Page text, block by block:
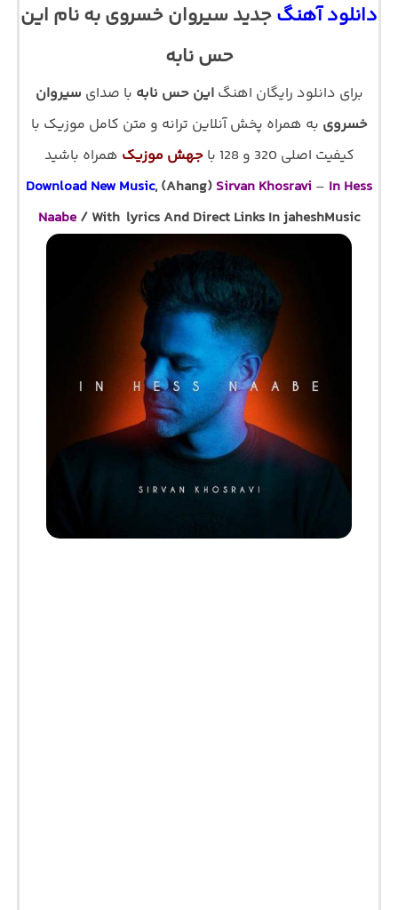
دانلود آهنگجدید سیروان خسروی به نام این
حس نابه
برای دانلود رایگان اهنگاین حس نابه با صدای سیروان
خسروی به همراه پخش آنلاین ترانه و متن کامل موزیک با
کیفیت اصلی 320 و 128 با
جهش موزیک همراه باشید
Download New Music, (Ahang) Sirvan Khosravi – In Hess
Naabe / With lyrics And Direct Links In jaheshMusic